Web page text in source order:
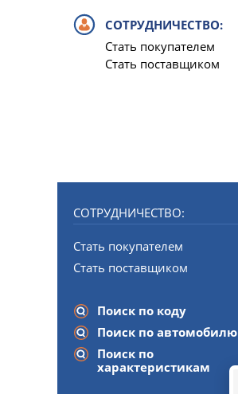
СОТРУДНИЧЕСТВО:
Стать покупателем
Стать поставщиком
СОТРУДНИЧЕСТВО:
Стать покупателем
Стать поставщиком
Поиск по коду
Поиск по автомобилю
Поиск по
характеристикам